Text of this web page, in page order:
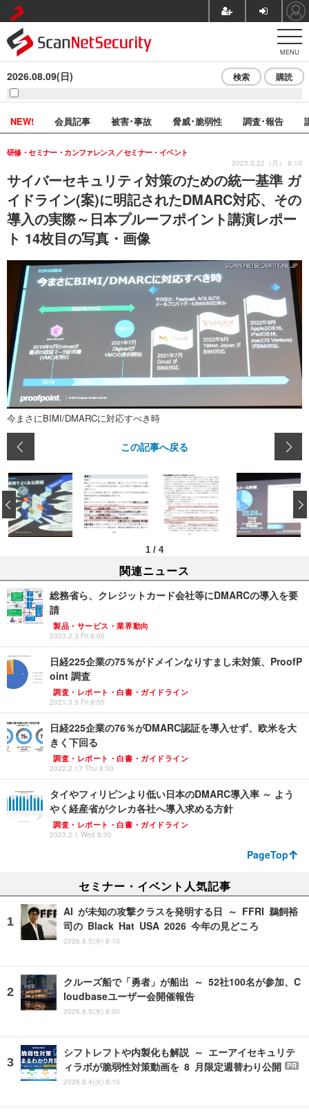
MENU
2026.08.09(日) 検索 購読
NEW! 会員記事 被害･事故 脅威･脆弱性 調査･報告
サイバーセキュリティ対策のための統一基準 ガ
イドライン(案)に明記されたDMARC対応、その
導入の実際～日本プルーフポイント講演レポー
ト 14枚目の写真・画像
研修・セミナー・カンファレンス セミナー・イベント
2023.5.22（月） 8:10
今まさにBIMI/DMARCに対応すべき時
この記事へ戻る
1 / 4
‹
関連ニュース
総務省ら、クレジットカード会社等にDMARCの導入を要
請
製品・サービス・業界動向
2023.2.3 Fri 8:00
日経225企業の75％がドメインなりすまし未対策、ProofP
oint 調査
調査・レポート・白書・ガイドライン
2021.3.5 Fri 8:05
日経225企業の76％がDMARC認証を導入せず、欧米を大
きく下回る
調査・レポート・白書・ガイドライン
2022.2.17 Thu 8:00
タイやフィリピンより低い日本のDMARC導入率 ～ よう
やく経産省がクレカ各社へ導入求める方針
調査・レポート・白書・ガイドライン
2023.2.1 Wed 8:00
PageTop
セミナー・イベント人気記事
AI が未知の攻撃クラスを発明する日 ～ FFRI 鵜飼裕
司の Black Hat USA 2026 今年の見どころ
2026.8.5(水) 8:10
クルーズ船で「勇者」が船出 ～ 52社100名が参加、C
loudbaseユーザー会開催報告
2026.8.5(水) 8:00
シフトレフトや内製化も解説 ～ エーアイセキュリテ
ィラボが脆弱性対策動画を 8 月限定週替わり公開
PR
2026.8.4(火) 8:10